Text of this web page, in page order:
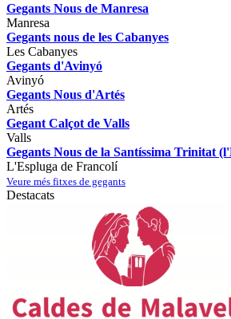
Gegants Nous de Manresa
Manresa
Gegants nous de les Cabanyes
Les Cabanyes
Gegants d'Avinyó
Avinyó
Gegants Nous d'Artés
Artés
Gegant Calçot de Valls
Valls
Gegants Nous de la Santíssima Trinitat
L'Espluga de Francolí
Veure més fitxes de gegants
Destacats